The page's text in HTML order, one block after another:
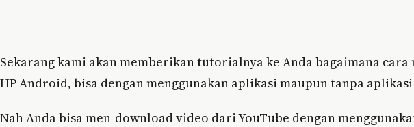
Sekarang kami akan memberikan tutorialnya ke Anda bagaimana
HP Android, bisa dengan menggunakan aplikasi maupun tanpa aplikasi
Nah Anda bisa men-download video dari YouTube dengan